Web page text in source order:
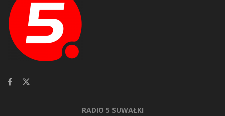
RADIO 5 SUWAŁKI